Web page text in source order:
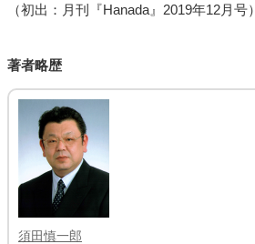
（初出：月刊『Hanada』2019年12月号）
著者略歴
須田慎一郎